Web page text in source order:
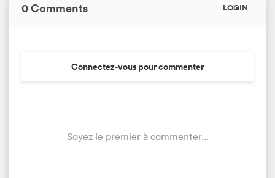
0 Comments LOGIN
Connectez-vous pour commenter
Soyez le premier à commenter...